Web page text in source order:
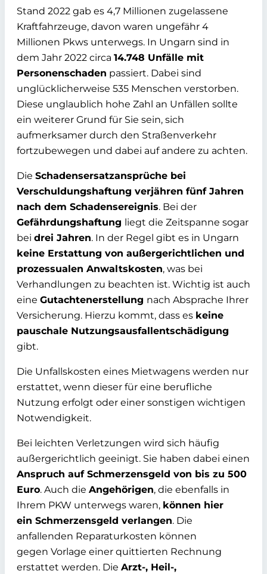
Stand 2022 gab es 4,7 Millionen zugelassene
Kraftfahrzeuge, davon waren ungefähr 4
Millionen Pkws unterwegs. In Ungarn sind in
dem Jahr 2022 circa 14.748 Unfälle mit
Personenschaden passiert. Dabei sind
unglücklicherweise 535 Menschen verstorben.
Diese unglaublich hohe Zahl an Unfällen sollte
ein weiterer Grund für Sie sein, sich
aufmerksamer durch den Straßenverkehr
fortzubewegen und dabei auf andere zu achten.
Die Schadensersatzansprüche bei
Verschuldungshaftung verjähren fünf Jahren
nach dem Schadensereignis. Bei der
Gefährdungshaftung liegt die Zeitspanne sogar
bei drei Jahren. In der Regel gibt es in Ungarn
keine Erstattung von außergerichtlichen und
prozessualen Anwaltskosten, was bei
Verhandlungen zu beachten ist. Wichtig ist auch
eine Gutachtenerstellung nach Absprache Ihrer
Versicherung. Hierzu kommt, dass es keine
pauschale Nutzungsausfallentschädigung
gibt.
Die Unfallskosten eines Mietwagens werden nur
erstattet, wenn dieser für eine berufliche
Nutzung erfolgt oder einer sonstigen wichtigen
Notwendigkeit.
Bei leichten Verletzungen wird sich häufig
außergerichtlich geeinigt. Sie haben dabei einen
Anspruch auf Schmerzensgeld von bis zu 500
Euro. Auch die Angehörigen, die ebenfalls in
Ihrem PKW unterwegs waren, können hier
ein Schmerzensgeld verlangen. Die
anfallenden Reparaturkosten können
gegen Vorlage einer quittierten Rechnung
erstattet werden. Die Arzt-, Heil-,